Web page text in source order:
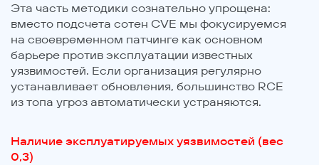
Эта часть методики сознательно упрощена:
вместо подсчета сотен CVE мы фокусируемся
на своевременном патчинге как основном
барьере против эксплуатации известных
уязвимостей. Если организация регулярно
устанавливает обновления, большинство RCE
из топа угроз автоматически устраняются.
Наличие эксплуатируемых уязвимостей (вес
0,3)